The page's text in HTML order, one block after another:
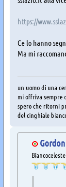
https://
Ce lo hanno
Ma mi
un uomo di una
mi offriva sempre
spero che ritorni
del cinghiale
Gordon